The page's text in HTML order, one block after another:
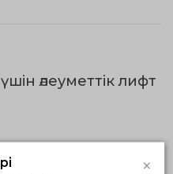
әлеуметтік лифт
×